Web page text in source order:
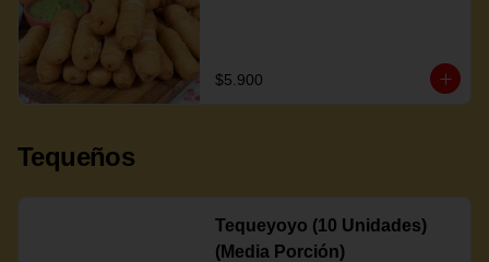
$5.900
Tequeños
Tequeyoyo (10 Unidades)
(Media Porción)